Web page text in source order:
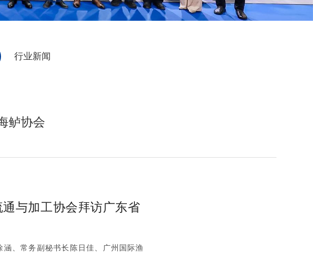
行业新闻
鲈协会
与加工协会拜访广东省
、常务副秘书长陈日佳、广州国际渔